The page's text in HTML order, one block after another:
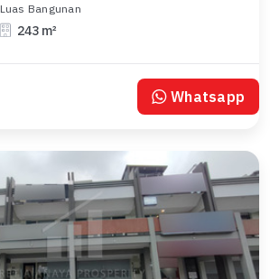
Luas Bangunan
243 m²
Whatsapp